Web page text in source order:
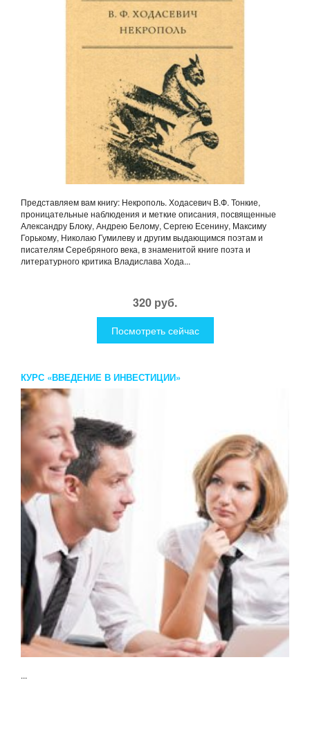
Представляем вам книгу: Некрополь. Ходасевич В.Ф. Тонкие,
проницательные наблюдения и меткие описания, посвященные
Александру Блоку, Андрею Белому, Сергею Есенину, Максиму
Горькому, Николаю Гумилеву и другим выдающимся поэтам и
писателям Серебряного века, в знаменитой книге поэта и
литературного критика Владислава Хода...
320 руб.
Посмотреть сейчас
КУРС «ВВЕДЕНИЕ В ИНВЕСТИЦИИ»
...